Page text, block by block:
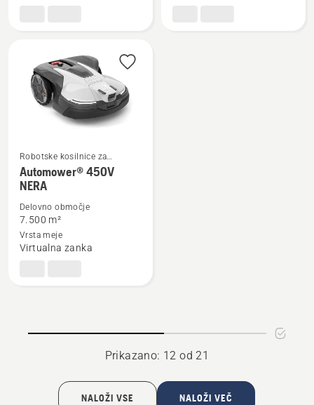
Husqvarna
EPOS™
vtičnik
referenčna
Oglejte
več
podrobnosti
Automower®
Robotske kosilnice za
domačo rabo
Automower® 450V
NERA
Delovno območje
7.500 m²
Vrsta meje
Virtualna zanka
Prikazano: 12 od 21
NALOŽI VSE NALOŽI VEČ